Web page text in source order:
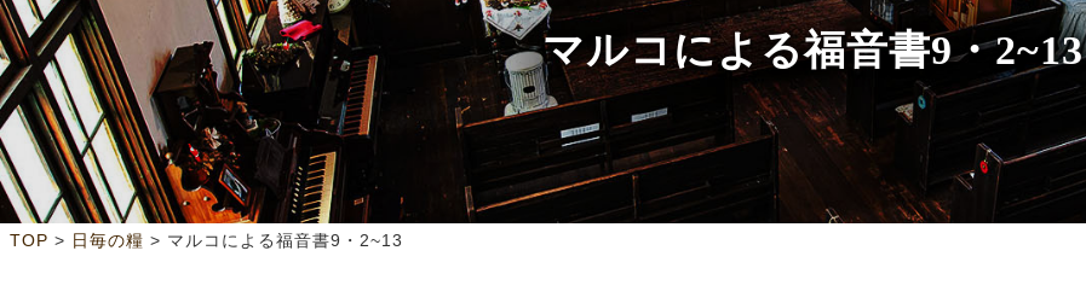
マルコによる福音書9・2~13
TOP > 日毎の糧 > マルコによる福音書9・2~13